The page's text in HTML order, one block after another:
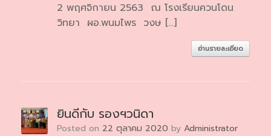
2 พฤศจิกายน 2563 ณ โรงเรียนควนโดน
วิทยา ผอ.พนมไพร วงษ […]
อ่านรายละเอียด
ยินดีกับ รองฯวนิดา
Posted on 22 ตุลาคม 2020 by Administrator